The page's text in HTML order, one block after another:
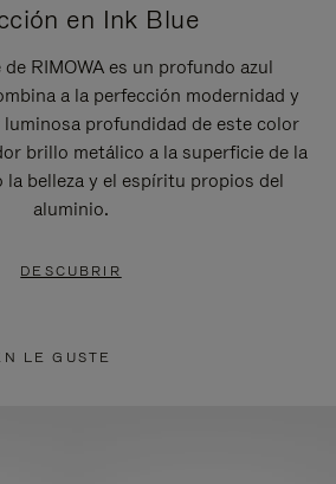
en Ink Blue
RIMOWA es un profundo azul
a la perfección modernidad y
luminosa profundidad de este color
brillo metálico a la superficie de la
la belleza y el espíritu propios del
aluminio.
DESCUBRIR
LE GUSTE